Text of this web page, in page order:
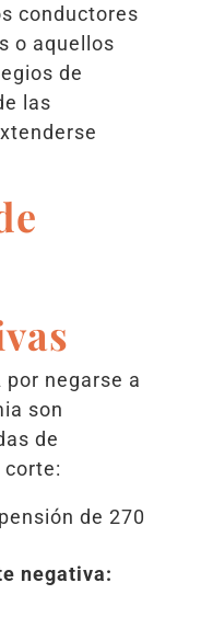
conductores
o aquellos
de
las
por negarse a
son
de
de 270
negativa: